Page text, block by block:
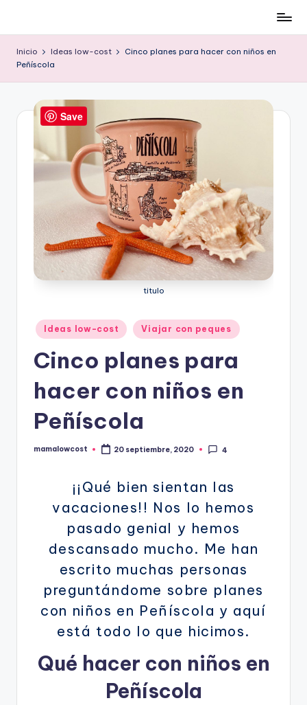
contenido
low-
no
morir
Inicio Ideas low-cost
Cinco planes para hacer con niños en
Peñíscola
titulo
Publicado
en
Ideas low-cost Viajar con peques
Cinco planes para
hacer con niños en
Peñíscola
Publicado
mamalowcost 20 septiembre, 2020 4
¡¡Qué bien sientan las
vacaciones!! Nos lo hemos
pasado genial y hemos
descansado mucho. Me han
escrito muchas personas
preguntándome sobre planes
con niños en Peñíscola y aquí
está todo lo que hicimos.
Qué hacer con niños en
Peñíscola
Save